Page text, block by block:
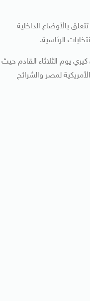
بالأوضاع الداخلية
الرئاسية.
يوم الثلاثاء القادم حيث
لمصر والشرائح